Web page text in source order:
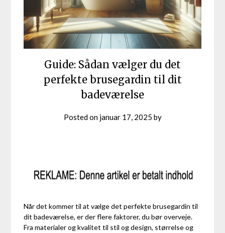
Guide: Sådan vælger du det
perfekte brusegardin til dit
badeværelse
Posted on januar 17, 2025 by
Når det kommer til at vælge det perfekte brusegardin til
dit badeværelse, er der flere faktorer, du bør overveje.
Fra materialer og kvalitet til stil og design, størrelse og